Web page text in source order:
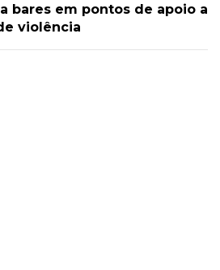
bares em pontos de apoio a
violência